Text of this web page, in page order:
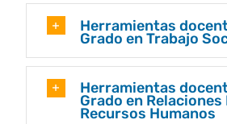
Herramientas
Grado en Trabajo
Herramientas
Grado en
Recursos Humanos